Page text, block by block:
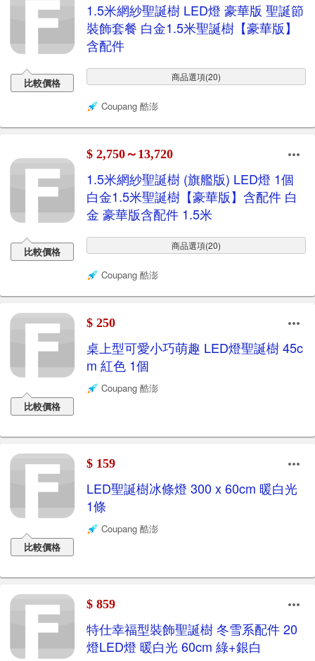
比較價格
1.5米網紗聖誕樹 LED燈 豪華版 聖誕節
裝飾套餐 白金1.5米聖誕樹【豪華版】
含配件
商品選項(20)
Coupang 酷澎
比較價格
$ 2,750～13,720
1.5米網紗聖誕樹 (旗艦版) LED燈 1個
白金1.5米聖誕樹【豪華版】含配件 白
金 豪華版含配件 1.5米
商品選項(20)
Coupang 酷澎
比較價格
$ 250
桌上型可愛小巧萌趣 LED燈聖誕樹 45c
m 紅色 1個
Coupang 酷澎
比較價格
$ 159
LED聖誕樹冰條燈 300 x 60cm 暖白光
1條
Coupang 酷澎
$ 859
特仕幸福型裝飾聖誕樹 冬雪系配件 20
燈LED燈 暖白光 60cm 綠+銀白